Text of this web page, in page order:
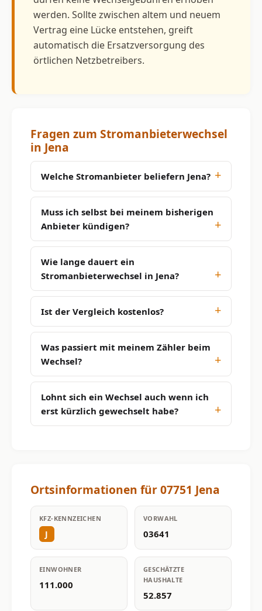
werden. Sollte zwischen altem und neuem
Vertrag eine Lücke entstehen, greift
automatisch die Ersatzversorgung des
örtlichen Netzbetreibers.
Fragen zum Stromanbieterwechsel
in Jena
Welche Stromanbieter beliefern Jena?
Muss ich selbst bei meinem bisherigen
Anbieter kündigen?
Wie lange dauert ein
Stromanbieterwechsel in Jena?
Ist der Vergleich kostenlos?
Was passiert mit meinem Zähler beim
Wechsel?
Lohnt sich ein Wechsel auch wenn ich
erst kürzlich gewechselt habe?
Ortsinformationen für 07751 Jena
KFZ-KENNZEICHEN
J
VORWAHL
03641
EINWOHNER
111.000
GESCHÄTZTE
HAUSHALTE
52.857